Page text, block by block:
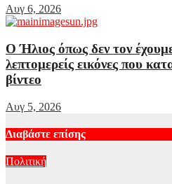
Αυγ 6, 2026
Ο Ήλιος όπως δεν τον
λεπτομερείς εικόνες που
βίντεο
Αυγ 5, 2026
Διαβάστε επίσης
Πολιτική